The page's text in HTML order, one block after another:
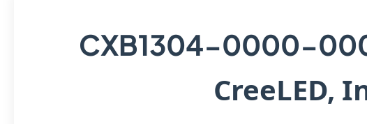
CXB1304-0000-
CreeLED,